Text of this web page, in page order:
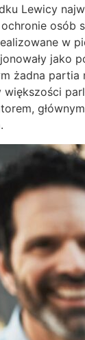
Lewicy
osób
w
jako
żadna partia
większości